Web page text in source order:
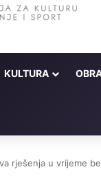
KULTURA
članak
rješenja u vrijeme